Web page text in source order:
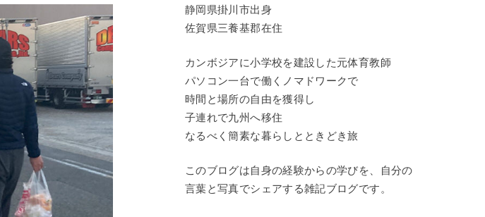
静岡県掛川市出身
佐賀県三養基郡在住
カンボジアに小学校を建設した元体育教師
パソコン一台で働くノマドワークで
時間と場所の自由を獲得し
子連れで九州へ移住
なるべく簡素な暮らしとときどき旅
このブログは自身の経験からの学びを、自分の
言葉と写真でシェアする雑記ブログです。